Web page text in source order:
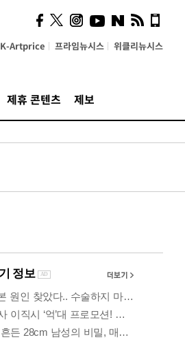
K-Artprice 프라임뉴시스 위클리뉴시스
제휴 콘텐츠 제보
사이 해답 찾았죠"…알을
깨고 나온 '초자아'